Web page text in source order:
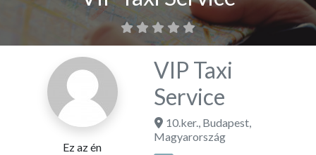
Ez az én
VIP Taxi
Service
10.ker., Budapest,
Magyarország